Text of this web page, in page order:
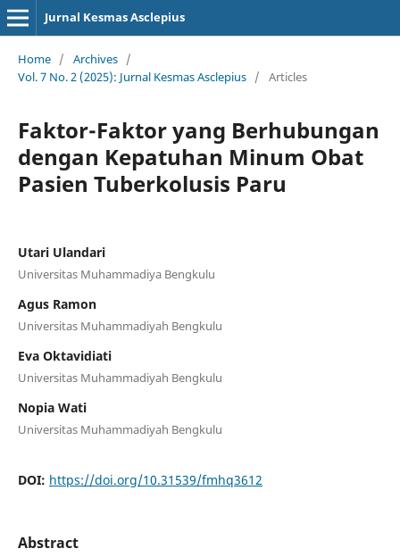
Jurnal Kesmas Asclepius
Home / Archives /
Vol. 7 No. 2 (2025): Jurnal Kesmas Asclepius / Articles
Faktor-Faktor yang Berhubungan
dengan Kepatuhan Minum Obat
Pasien Tuberkolusis Paru
Utari Ulandari
Universitas Muhammadiya Bengkulu
Agus Ramon
Universitas Muhammadiyah Bengkulu
Eva Oktavidiati
Universitas Muhammadiyah Bengkulu
Nopia Wati
Universitas Muhammadiyah Bengkulu
DOI: https://doi.org/10.31539/fmhq3612
Abstract